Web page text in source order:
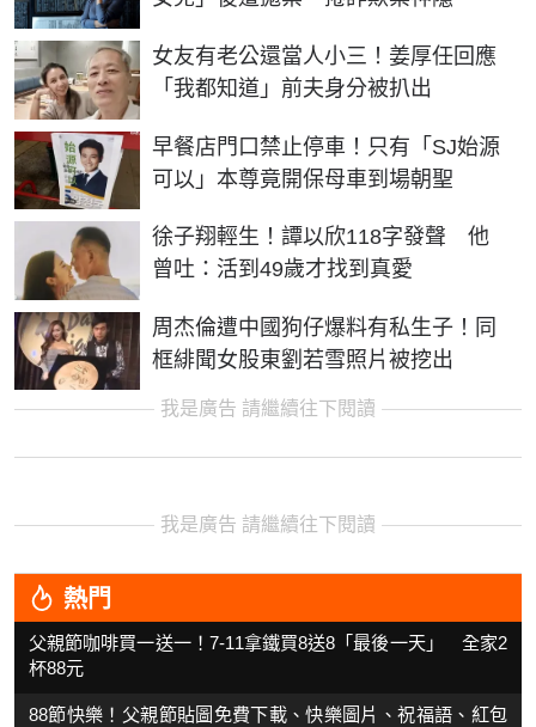
女友有老公還當人小三！姜厚任回應
「我都知道」前夫身分被扒出
早餐店門口禁止停車！只有「SJ始源
可以」本尊竟開保母車到場朝聖
徐子翔輕生！譚以欣118字發聲 他
曾吐：活到49歲才找到真愛
周杰倫遭中國狗仔爆料有私生子！同
框緋聞女股東劉若雪照片被挖出
我是廣告 請繼續往下閱讀
我是廣告 請繼續往下閱讀
熱門
父親節咖啡買一送一！7-11拿鐵買8送8「最後一天」 全家2
杯88元
88節快樂！父親節貼圖免費下載、快樂圖片、祝福語、紅包